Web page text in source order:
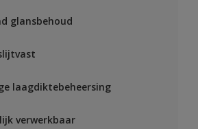
glansbehoud
laagdiktebeheersing
verwerkbaar